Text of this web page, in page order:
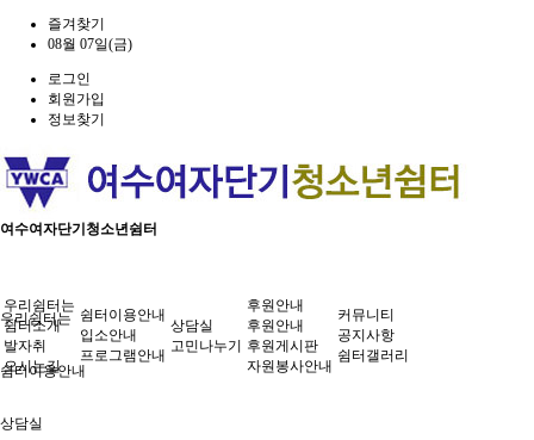
즐겨찾기
08월 07일(금)
로그인
회원가입
정보찾기
여수여자단기청소년쉼터
우리쉼터는
쉼터이용안내
상담실
우리쉼터는
쉼터소개
발자취
오시는길
쉼터이용안내
입소안내
프로그램안내
상담실
고민나누기
후원안내
후원안내
후원게시판
자원봉사안내
커뮤니티
공지사항
쉼터갤러리